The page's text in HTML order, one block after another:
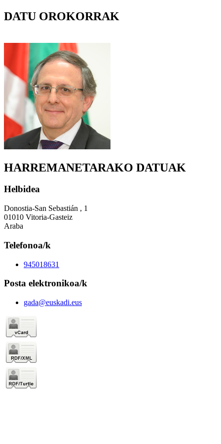
DATU OROKORRAK
HARREMANETARAKO DATUAK
Helbidea
Donostia-San Sebastián , 1
01010 Vitoria-Gasteiz
Araba
Telefonoa/k
945018631
Posta elektronikoa/k
gada@euskadi.eus